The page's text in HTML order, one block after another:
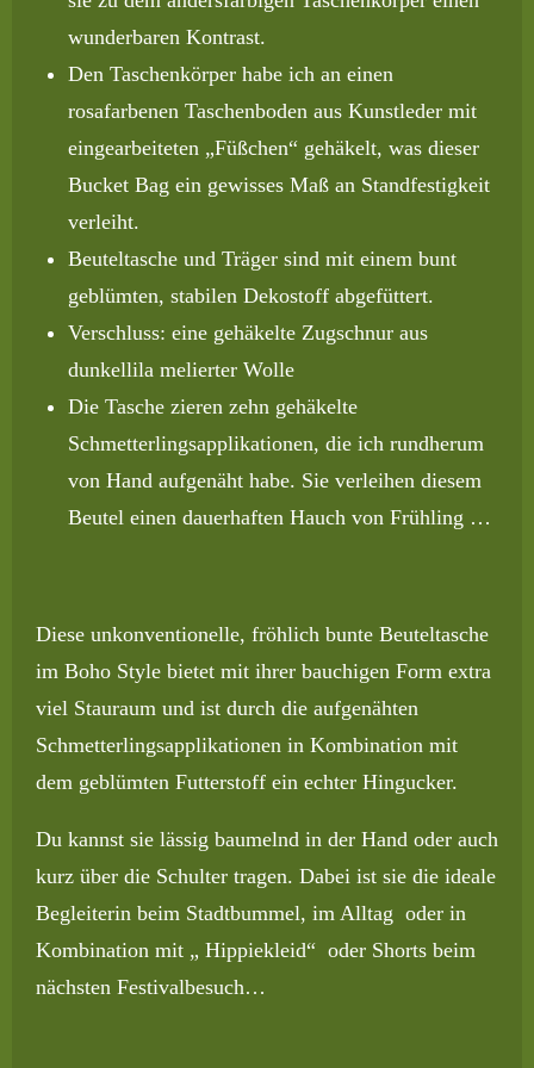
wunderbaren Kontrast.
Den Taschenkörper habe ich an einen
rosafarbenen Taschenboden aus Kunstleder mit
eingearbeiteten „Füßchen“ gehäkelt, was dieser
Bucket Bag ein gewisses Maß an Standfestigkeit
verleiht.
Beuteltasche und Träger sind mit einem bunt
geblümten, stabilen Dekostoff abgefüttert.
Verschluss: eine gehäkelte Zugschnur aus
dunkellila melierter Wolle
Die Tasche zieren zehn gehäkelte
Schmetterlingsapplikationen, die ich rundherum
von Hand aufgenäht habe. Sie verleihen diesem
Beutel einen dauerhaften Hauch von Frühling …
Diese unkonventionelle, fröhlich bunte Beuteltasche
im Boho Style bietet mit ihrer bauchigen Form extra
viel Stauraum und ist durch die aufgenähten
Schmetterlingsapplikationen in Kombination mit
dem geblümten Futterstoff ein echter Hingucker.
Du kannst sie lässig baumelnd in der Hand oder auch
kurz über die Schulter tragen. Dabei ist sie die ideale
Begleiterin beim Stadtbummel, im Alltag oder in
Kombination mit „ Hippiekleid“ oder Shorts beim
nächsten Festivalbesuch…